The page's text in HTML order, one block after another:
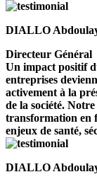
DIALLO
Directeur Général
Un impact positif
entreprises
activement à la
de la société.
transformation en
enjeux de santé,
DIALLO